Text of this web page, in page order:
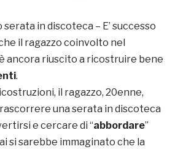
in discoteca – E’ successo
il ragazzo coinvolto nel
ancora riuscito a ricostruire bene
.
il ragazzo, 20enne,
una serata in discoteca
e cercare di “abbordare”
si sarebbe immaginato che la